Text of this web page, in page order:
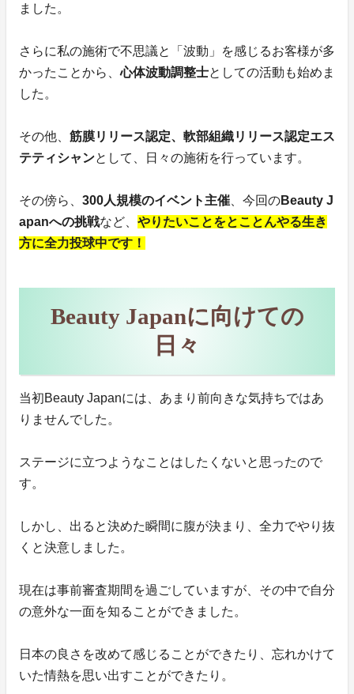
ました。
さらに私の施術で不思議と「波動」を感じるお客様が多
かったことから、心体波動調整士としての活動も始めま
した。
その他、 筋膜リリース認定、軟部組織リリース認定エス
テティシャンとして、日々の施術を行っています。
その傍ら、 300人規模のイベント主催 、今回のBeauty J
apanへの挑戦など、 やりたいことをとことんやる生き
方に全力投球中です！
Beauty Japanに向けての
日々
当初Beauty Japanには、あまり前向きな気持ちではあ
りませんでした。
ステージに立つようなことはしたくないと思ったので
す。
しかし、出ると決めた瞬間に腹が決まり、全力でやり抜
くと決意しました。
現在は事前審査期間を過ごしていますが、その中で自分
の意外な一面を知ることができました。
日本の良さを改めて感じることができたり、忘れかけて
いた情熱を思い出すことができたり。